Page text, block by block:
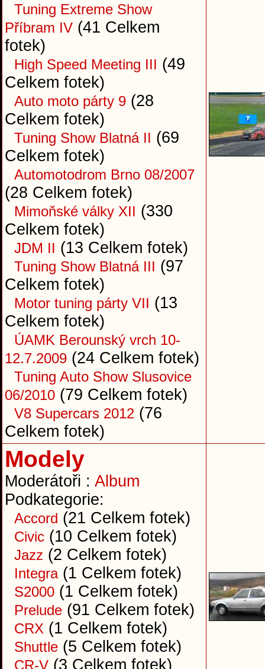
Tuning Extreme Show
Příbram IV (41 Celkem
fotek)
High Speed Meeting III (49
Celkem fotek)
Auto moto párty 9 (28
Celkem fotek)
Tuning Show Blatná II (69
Celkem fotek)
Automotodrom Brno 08/2007
(28 Celkem fotek)
Mimoňské války XII (330
Celkem fotek)
JDM II (13 Celkem fotek)
Tuning Show Blatná III (97
Celkem fotek)
Motor tuning párty VII (13
Celkem fotek)
ÚAMK Berounský vrch 10-
12.7.2009 (24 Celkem fotek)
Tuning Auto Show Slusovice
06/2010 (79 Celkem fotek)
V8 Supercars 2012 (76
Celkem fotek)
Modely
Moderátoři : Album
Podkategorie:
Accord (21 Celkem fotek)
Civic (10 Celkem fotek)
Jazz (2 Celkem fotek)
Integra(1 Celkem fotek)
S2000 (1 Celkem fotek)
Prelude (91 Celkem fotek)
CRX (1 Celkem fotek)
Shuttle (5 Celkem fotek)
CR-V (3 Celkem fotek)